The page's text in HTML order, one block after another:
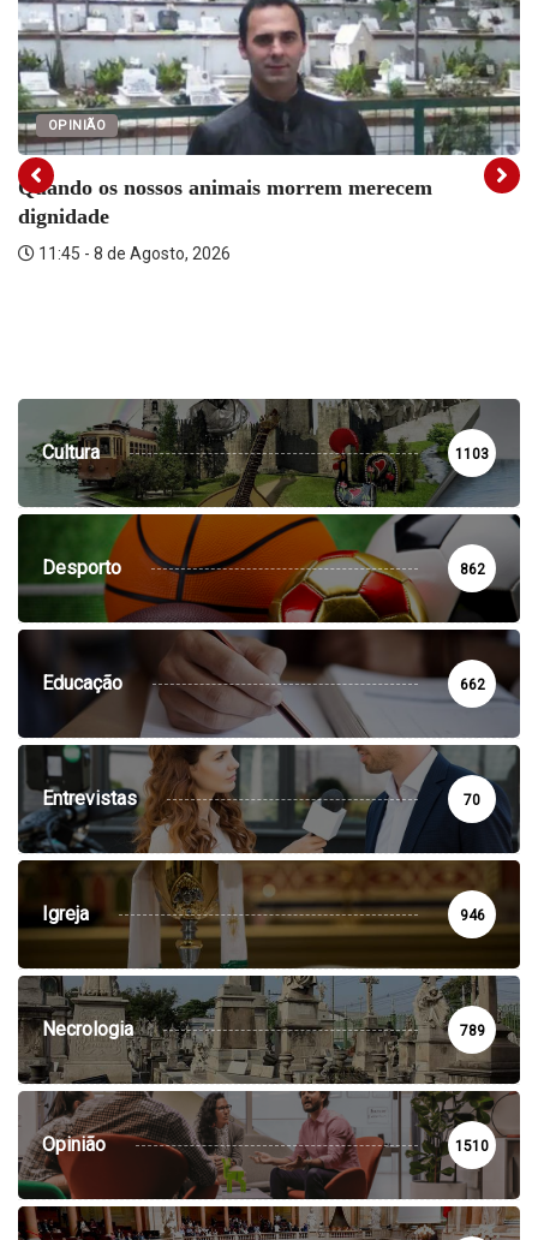
OPINIÃO
Quando os nossos animais morrem merecem
dignidade
11:45 - 8 de Agosto, 2026
Cultura 1103
Desporto 862
Educação 662
Entrevistas 70
Igreja 946
Necrologia 789
Opinião 1510